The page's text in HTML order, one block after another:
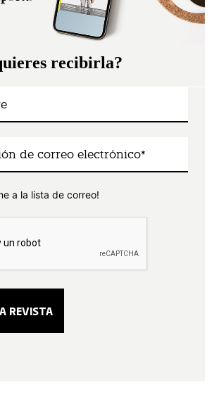
recibirla?
a la lista de correo!